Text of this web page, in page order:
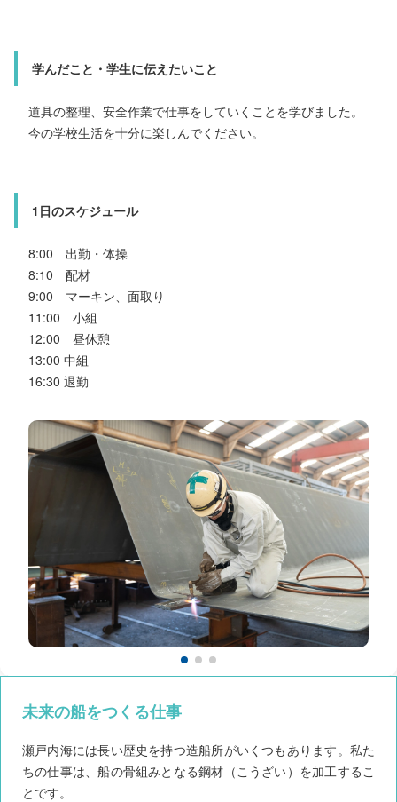
学んだこと・学生に伝えたいこと
道具の整理、安全作業で仕事をしていくことを学びました。
今の学校生活を十分に楽しんでください。
1日のスケジュール
8:00 出勤・体操
8:10 配材
9:00 マーキン、面取り
11:00 小組
12:00 昼休憩
13:00 中組
16:30 退勤
8:10 作業開始
13:00 作業再開
14:30 完成品の自主検査
14:45 担当検査員による完成検査
15:00 次の加工する鋼板を入れ替えて作業開始
18:00 退勤
主な仕事内容
私が入社してから韓国、北海道に行きました！普段あまり接点がない人達ともたくさんコミュニケーションが取れて楽しいです！
未来の船をつくる仕事
瀬戸内海には長い歴史を持つ造船所がいくつもあります。私た
ちの仕事は、船の骨組みとなる鋼材（こうざい）を加工するこ
とです。